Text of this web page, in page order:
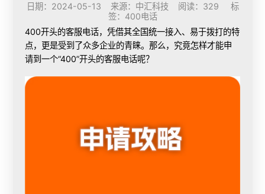
日期：2024-05-13 来源：中汇科技 阅读：329 标
签： 400电话
400开头的客服电话，凭借其全国统一接入、易于拨打的特
点，更是受到了众多企业的青睐。那么，究竟怎样才能申
请到一个“400”开头的客服电话呢？